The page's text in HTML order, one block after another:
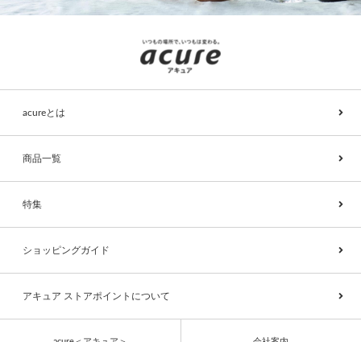
acureとは
商品一覧
特集
ショッピングガイド
アキュア ストアポイントについて